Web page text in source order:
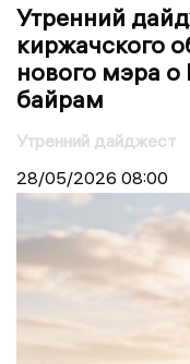
Утренний
киржачского
нового мэра
байрам
Утренний дайджест
28/05/2026 08:00